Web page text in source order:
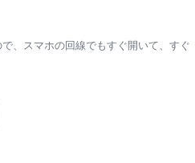
、スマホの回線でもすぐ開いて、すぐ